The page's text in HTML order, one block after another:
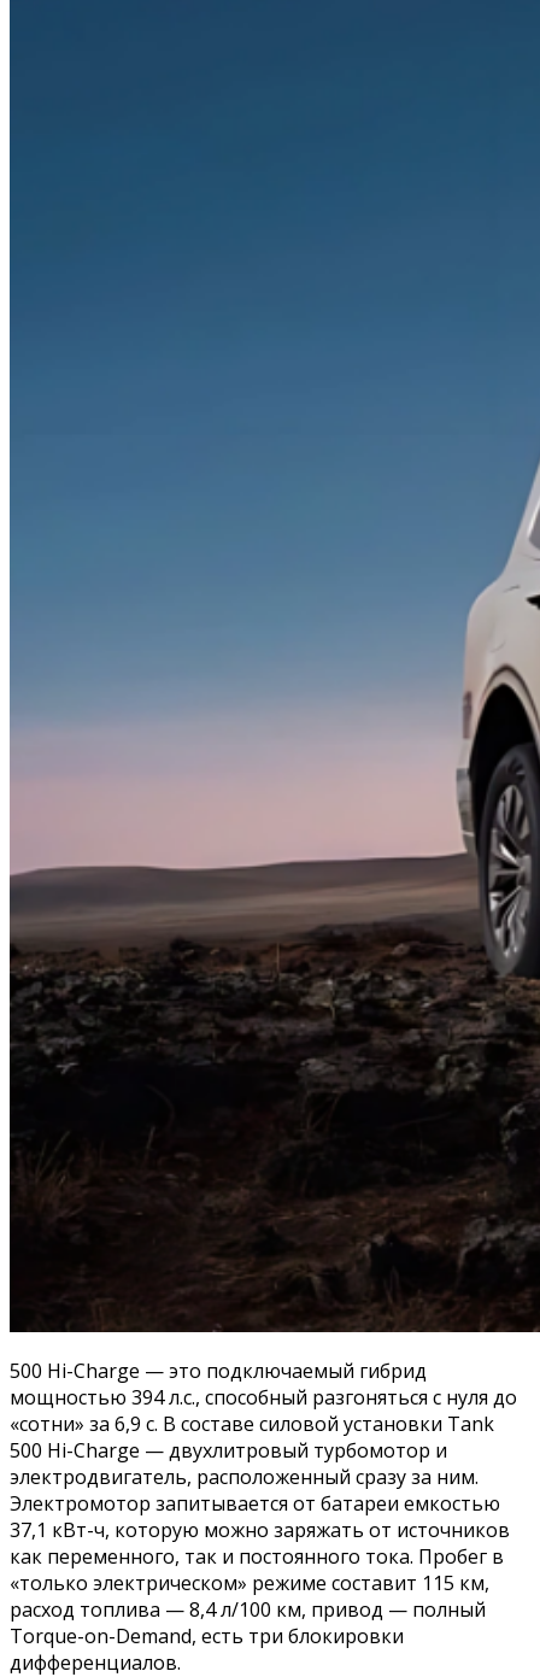
500 Hi-Charge — это подключаемый гибрид
мощностью 394 л.с., способный разгоняться с нуля до
«сотни» за 6,9 с. В составе силовой установки Tank
500 Hi-Charge — двухлитровый турбомотор и
электродвигатель, расположенный сразу за ним.
Электромотор запитывается от батареи емкостью
37,1 кВт-ч, которую можно заряжать от источников
как переменного, так и постоянного тока. Пробег в
«только электрическом» режиме составит 115 км,
расход топлива — 8,4 л/100 км, привод — полный
Torque-on-Demand, есть три блокировки
дифференциалов.